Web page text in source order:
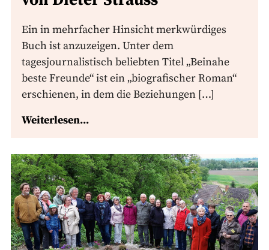
Ein in mehrfacher Hinsicht merkwürdiges
Buch ist anzuzeigen. Unter dem
tagesjournalistisch beliebten Titel „Beinahe
beste Freunde“ ist ein „biografischer Roman“
erschienen, in dem die Beziehungen […]
Weiterlesen...